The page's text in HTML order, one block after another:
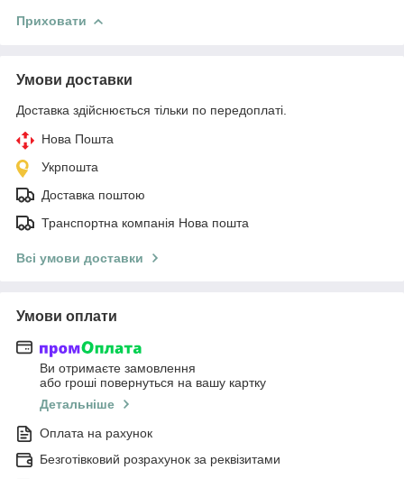
Приховати
Умови доставки
Доставка здійснюється тільки по передоплаті.
Нова Пошта
Укрпошта
Доставка поштою
Транспортна компанія Нова пошта
Всі умови доставки
Умови оплати
Ви отримаєте замовлення
або гроші повернуться на вашу картку
Детальніше
Оплата на рахунок
Безготівковий розрахунок за реквізитами